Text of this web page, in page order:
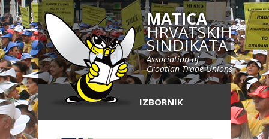
MATICA
HRVATSKIH
SINDIKATA
Association of
Croatian Trade Unions
IZBORNIK